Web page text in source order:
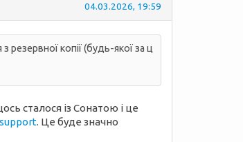
04.03.2026, 19:59
копії (будь-якої за ц
сталося із Сонатою і це
. Це буде значно